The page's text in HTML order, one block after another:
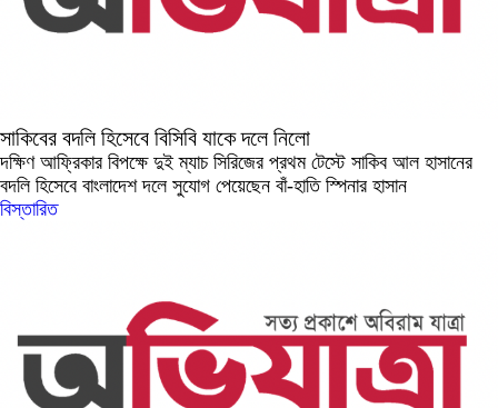
সাকিবের বদলি হিসেবে বিসিবি যাকে দলে নিলো
দক্ষিণ আফ্রিকার বিপক্ষে দুই ম্যাচ সিরিজের প্রথম টেস্টে সাকিব আল হাসানের
বদলি হিসেবে বাংলাদেশ দলে সুযোগ পেয়েছেন বাঁ-হাতি স্পিনার হাসান
বিস্তারিত